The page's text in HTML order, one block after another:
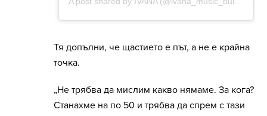
Тя допълни, че щастието е път, а не е крайна
точка.
„Не трябва да мислим какво нямаме. За кога?
Станахме на по 50 и трябва да спрем с тази